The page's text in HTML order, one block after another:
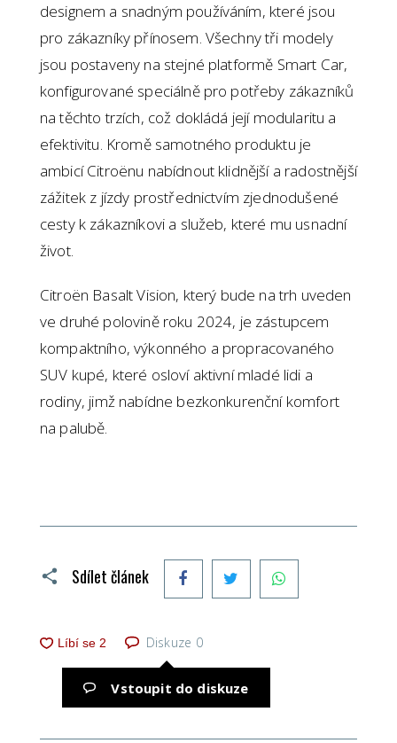
designem a snadným používáním, které jsou
pro zákazníky přínosem. Všechny tři modely
jsou postaveny na stejné platformě Smart Car,
konfigurované speciálně pro potřeby zákazníků
na těchto trzích, což dokládá její modularitu a
efektivitu. Kromě samotného produktu je
ambicí Citroënu nabídnout klidnější a radostnější
zážitek z jízdy prostřednictvím zjednodušené
cesty k zákazníkovi a služeb, které mu usnadní
život.
Citroën Basalt Vision, který bude na trh uveden
ve druhé polovině roku 2024, je zástupcem
kompaktního, výkonného a propracovaného
SUV kupé, které osloví aktivní mladé lidi a
rodiny, jimž nabídne bezkonkurenční komfort
na palubě.
Sdílet článek FacebookTwitter
Diskuze 0
Vstoupit do diskuze